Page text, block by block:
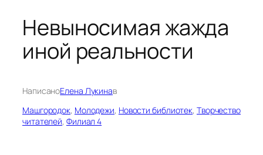
Невыносимая жажда
иной реальности
НаписаноЕлена Лукинав
Машгородок, Молодежи, Новости библиотек, Творчество
читателей, Филиал 4